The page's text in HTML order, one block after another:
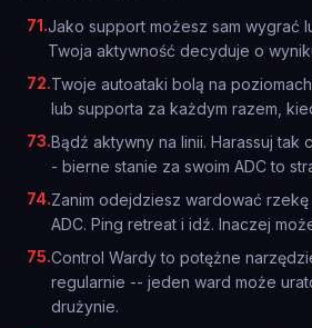
71.Jako support możesz sam wygrać
Twoja aktywność decyduje o
72.Twoje autoataki bolą na
lub supporta za każdym razem,
73.Bądź aktywny na linii. Harassuj tak
- bierne stanie za swoim ADC to
74.Zanim odejdziesz wardować
ADC. Ping retreat i idź. Inaczej
75.Control Wardy to potężne
regularnie -- jeden ward może
drużynie.